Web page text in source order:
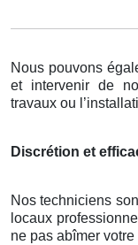
Nous pouvons
et intervenir de
travaux ou
Discrétion et
Nos techniciens
locaux
ne pas abîmer